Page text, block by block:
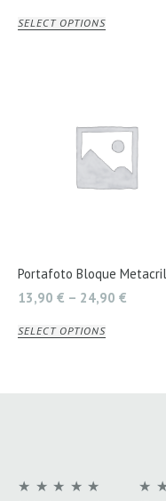
SELECT OPTIONS
Portafoto Bloque
13,90 € – 24,90 €
SELECT OPTIONS
★ ★ ★ ★ ★ ★